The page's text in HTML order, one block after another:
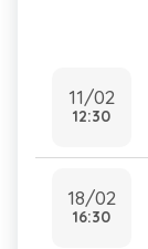
11/02
12:30
18/02
16:30